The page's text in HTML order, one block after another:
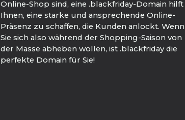
Online-Shop sind, eine .blackfriday-Domain hilft
Ihnen, eine starke und ansprechende Online-
Präsenz zu schaffen, die Kunden anlockt. Wenn
Sie sich also während der Shopping-Saison von
der Masse abheben wollen, ist .blackfriday die
perfekte Domain für Sie!